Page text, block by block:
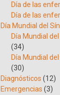
Día de las
Día de las
Día Mundial del
Día Mundial
(34)
Día Mundial
(30)
Diagnósticos (12)
Emergencias (3)